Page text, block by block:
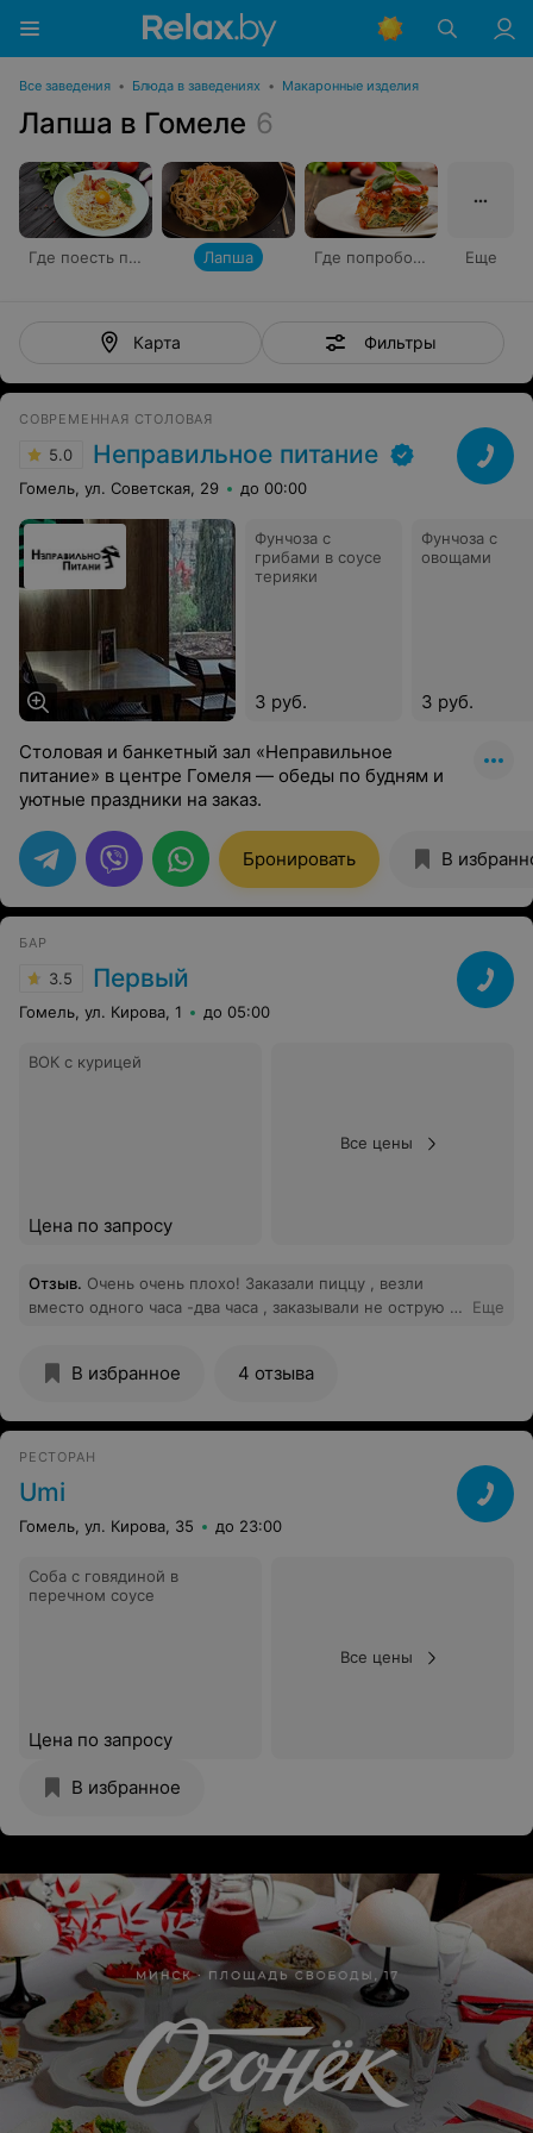
Все заведения • Блюда в заведениях • Макаронные изделия
Лапша в Гомеле 6
Где поесть пасту Лапша Где попробовать лазанью Еще
Карта Фильтры
СОВРЕМЕННАЯ СТОЛОВАЯ
5.0 Неправильное питание
Гомель, ул. Советская, 29 до 00:00
Фунчоза с
грибами в соусе
терияки
3 руб.
Фунчоза с
овощами
3 руб.
Столовая и банкетный зал «Неправильное
питание» в центре Гомеля — обеды по будням и
уютные праздники на заказ.
Бронировать В
БАР
3.5 Первый
Гомель, ул. Кирова, 1 до 05:00
ВОК с курицей
Цена по запросу
Все цены
Отзыв. Очень очень плохо! Заказали пиццу , везли
вместо одного часа -два часа , заказывали не острую ,
Больше там заказывать не буду!(
Еще
В избранное 4 отзыва
РЕСТОРАН
Umi
Гомель, ул. Кирова, 35 до 23:00
Соба с говядиной в
перечном соусе
Цена по запросу
Все цены
В избранное